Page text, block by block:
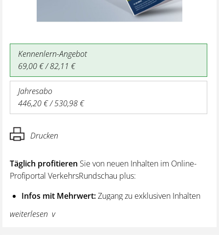
Kennenlern-Angebot
69,00 € / 82,11 €
Jahresabo
446,20 € / 530,98 €
Drucken
Täglich profitieren Sie von neuen Inhalten im Online-
Profiportal VerkehrsRundschau plus:
Infos mit Mehrwert:Zugang zu exklusiven Inhalten
und Hintergrundwissen – von aktuellen Regelungen
wie z. B. bei den Lenk- und Ruhezeiten,
weiterlesen